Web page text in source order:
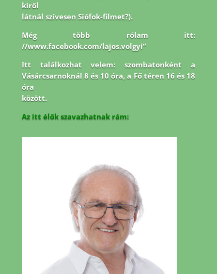
kiről
látnál szívesen Siófok-filmet?).
Még több rólam itt:
//www.facebook.com/lajos.volgyi”
Itt találkozhat velem: szombatonként a
Vásárcsarnoknál 8 és 10 óra, a Fő téren 16 és 18
óra
között.
Az itt élők szavazhatnak rám: